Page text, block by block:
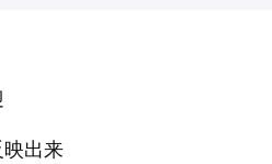
映出来